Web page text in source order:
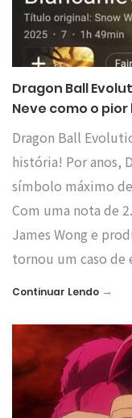
Dragon Ball
Neve como o
Dragon Ball
história! Por anos,
símbolo máximo
Com uma nota de
James Wong e
tornou um caso
Continuar Lendo →